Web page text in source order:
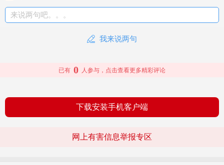
来说两句吧。。。
我来说两句
已有 0 人参与，点击查看更多精彩评论
下载安装手机客户端
网上有害信息举报专区